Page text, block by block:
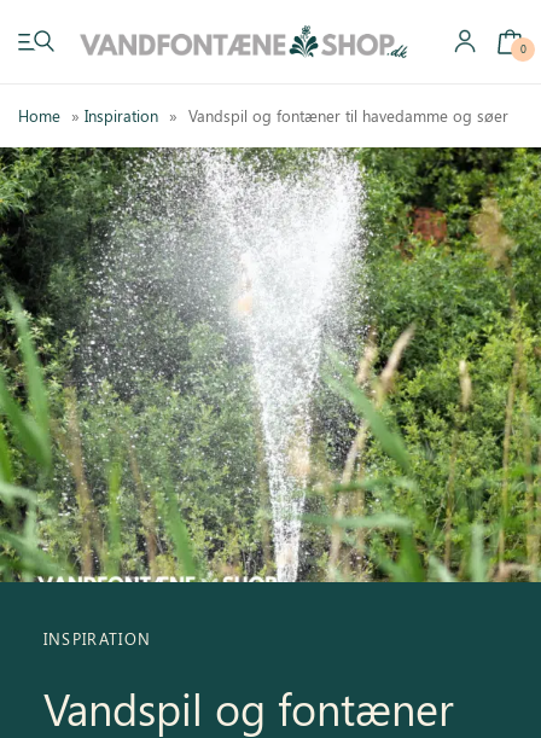
0
Home »Inspiration » Vandspil og fontæner til havedamme og søer
INSPIRATION
Vandspil og fontæner
Have vandfontæner
Indendørs vandfontæner
Byg selv
Tilbehør
Inspiration
Køb gavekort
Galleri